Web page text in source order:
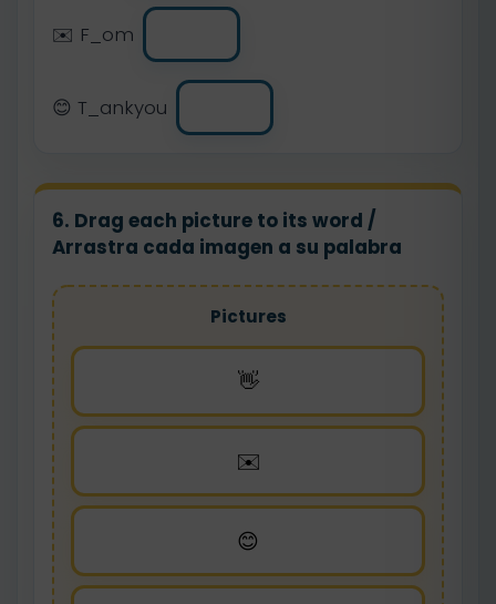
✉️ F_om
😊 T_ankyou
6. Drag each picture to its word /
Arrastra cada imagen a su palabra
Pictures
👋
✉️
😊